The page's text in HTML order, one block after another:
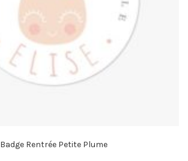
Badge Rentrée Petite Plume